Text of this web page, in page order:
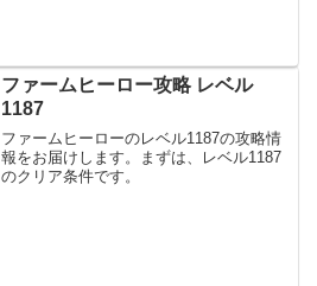
ファームヒーロー攻略 レベル
1187
ファームヒーローのレベル1187の攻略情
報をお届けします。まずは、レベル1187
のクリア条件です。